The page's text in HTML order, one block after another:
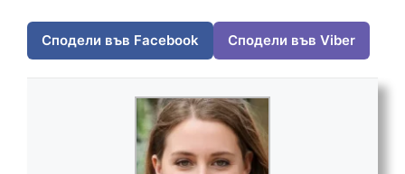
Сподели във Facebook Сподели във Viber